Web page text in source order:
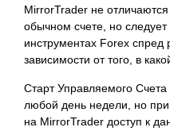
MirrorTrader не
обычном счете, но следует
инструментах Forex спред
зависимости от того, в
Старт Управляемого
любой день недели, но
на MirrorTrader доступ к